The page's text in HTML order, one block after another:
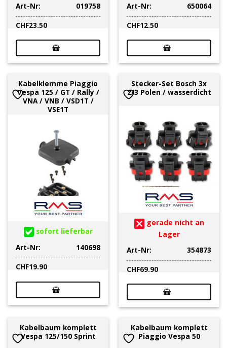
Art-Nr:
019758
CHF23.50
Art-Nr:
650064
CHF12.50
Kabelklemme Piaggio
Vespa 125 / GT / Rally /
VNA / VNB / VSD1T /
VSE1T
sofort lieferbar
Art-Nr:
140698
CHF19.90
Stecker-Set Bosch 3x
2/3 Polen / wasserdicht
gerade nicht an
Lager
Art-Nr:
354873
CHF69.90
Kabelbaum komplett
Vespa 125/150 Sprint
Kabelbaum komplett
Piaggio Vespa 50